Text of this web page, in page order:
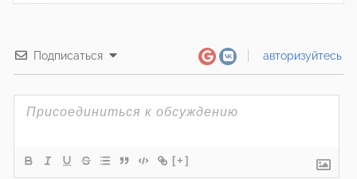
Подписаться авторизуйтесь
[+]